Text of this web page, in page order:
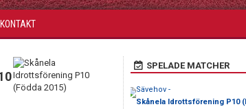
KONTAKT
SPELADE MATCHER
Sävehov -
Skånela Idrottsförening P10